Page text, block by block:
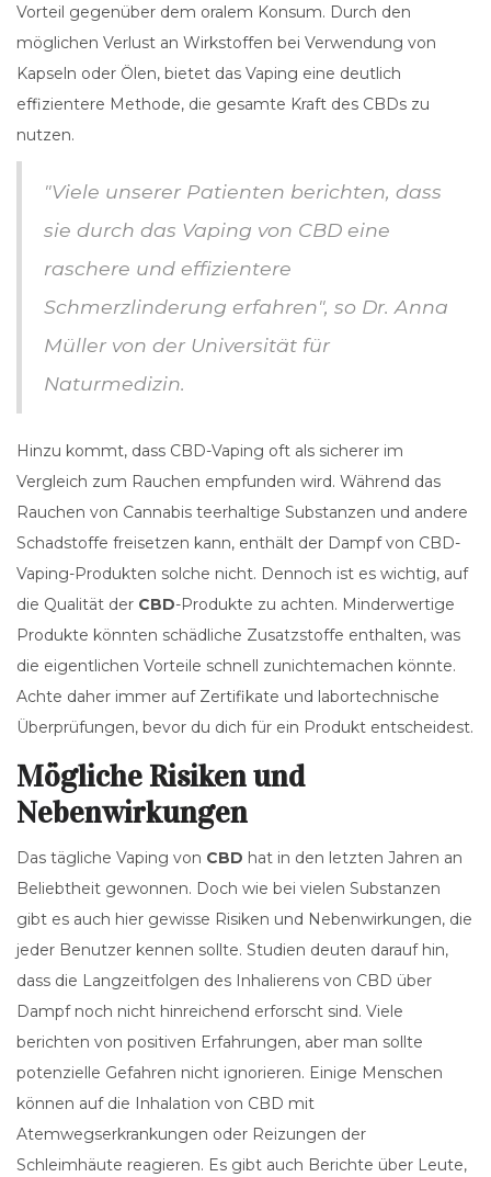
Vorteil gegenüber dem oralem Konsum. Durch den
möglichen Verlust an Wirkstoffen bei Verwendung von
Kapseln oder Ölen, bietet das Vaping eine deutlich
effizientere Methode, die gesamte Kraft des CBDs zu
nutzen.
"Viele unserer Patienten berichten, dass
sie durch das Vaping von CBD eine
raschere und effizientere
Schmerzlinderung erfahren", so Dr. Anna
Müller von der Universität für
Naturmedizin.
Hinzu kommt, dass CBD-Vaping oft als sicherer im
Vergleich zum Rauchen empfunden wird. Während das
Rauchen von Cannabis teerhaltige Substanzen und andere
Schadstoffe freisetzen kann, enthält der Dampf von CBD-
Vaping-Produkten solche nicht. Dennoch ist es wichtig, auf
die Qualität der CBD-Produkte zu achten. Minderwertige
Produkte könnten schädliche Zusatzstoffe enthalten, was
die eigentlichen Vorteile schnell zunichtemachen könnte.
Achte daher immer auf Zertifikate und labortechnische
Überprüfungen, bevor du dich für ein Produkt entscheidest.
Mögliche Risiken und
Nebenwirkungen
Das tägliche Vaping von CBD hat in den letzten Jahren an
Beliebtheit gewonnen. Doch wie bei vielen Substanzen
gibt es auch hier gewisse Risiken und Nebenwirkungen, die
jeder Benutzer kennen sollte. Studien deuten darauf hin,
dass die Langzeitfolgen des Inhalierens von CBD über
Dampf noch nicht hinreichend erforscht sind. Viele
berichten von positiven Erfahrungen, aber man sollte
potenzielle Gefahren nicht ignorieren. Einige Menschen
können auf die Inhalation von CBD mit
Atemwegserkrankungen oder Reizungen der
Schleimhäute reagieren. Es gibt auch Berichte über Leute,